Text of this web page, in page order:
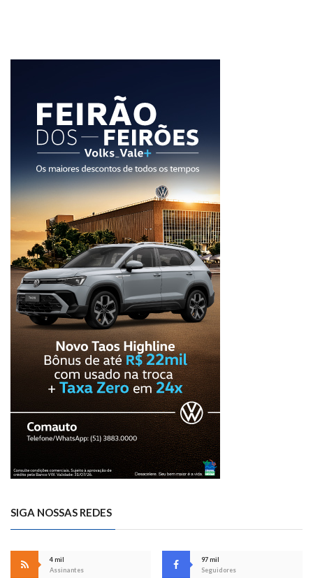
SIGA NOSSAS REDES
4 mil
Assinantes
97 mil
Seguidores